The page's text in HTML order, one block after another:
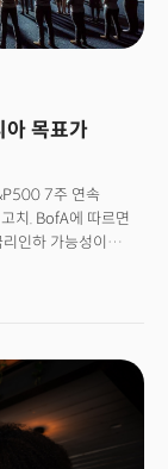
목표가
7주 연속
치. BofA에 따르면
인하 가능성이
사상 최고가에 다시
욕증시는 연준의
와 나스닥 사상
국채금리는
며 혼조세. 10년물
상승. 달러는 5개월